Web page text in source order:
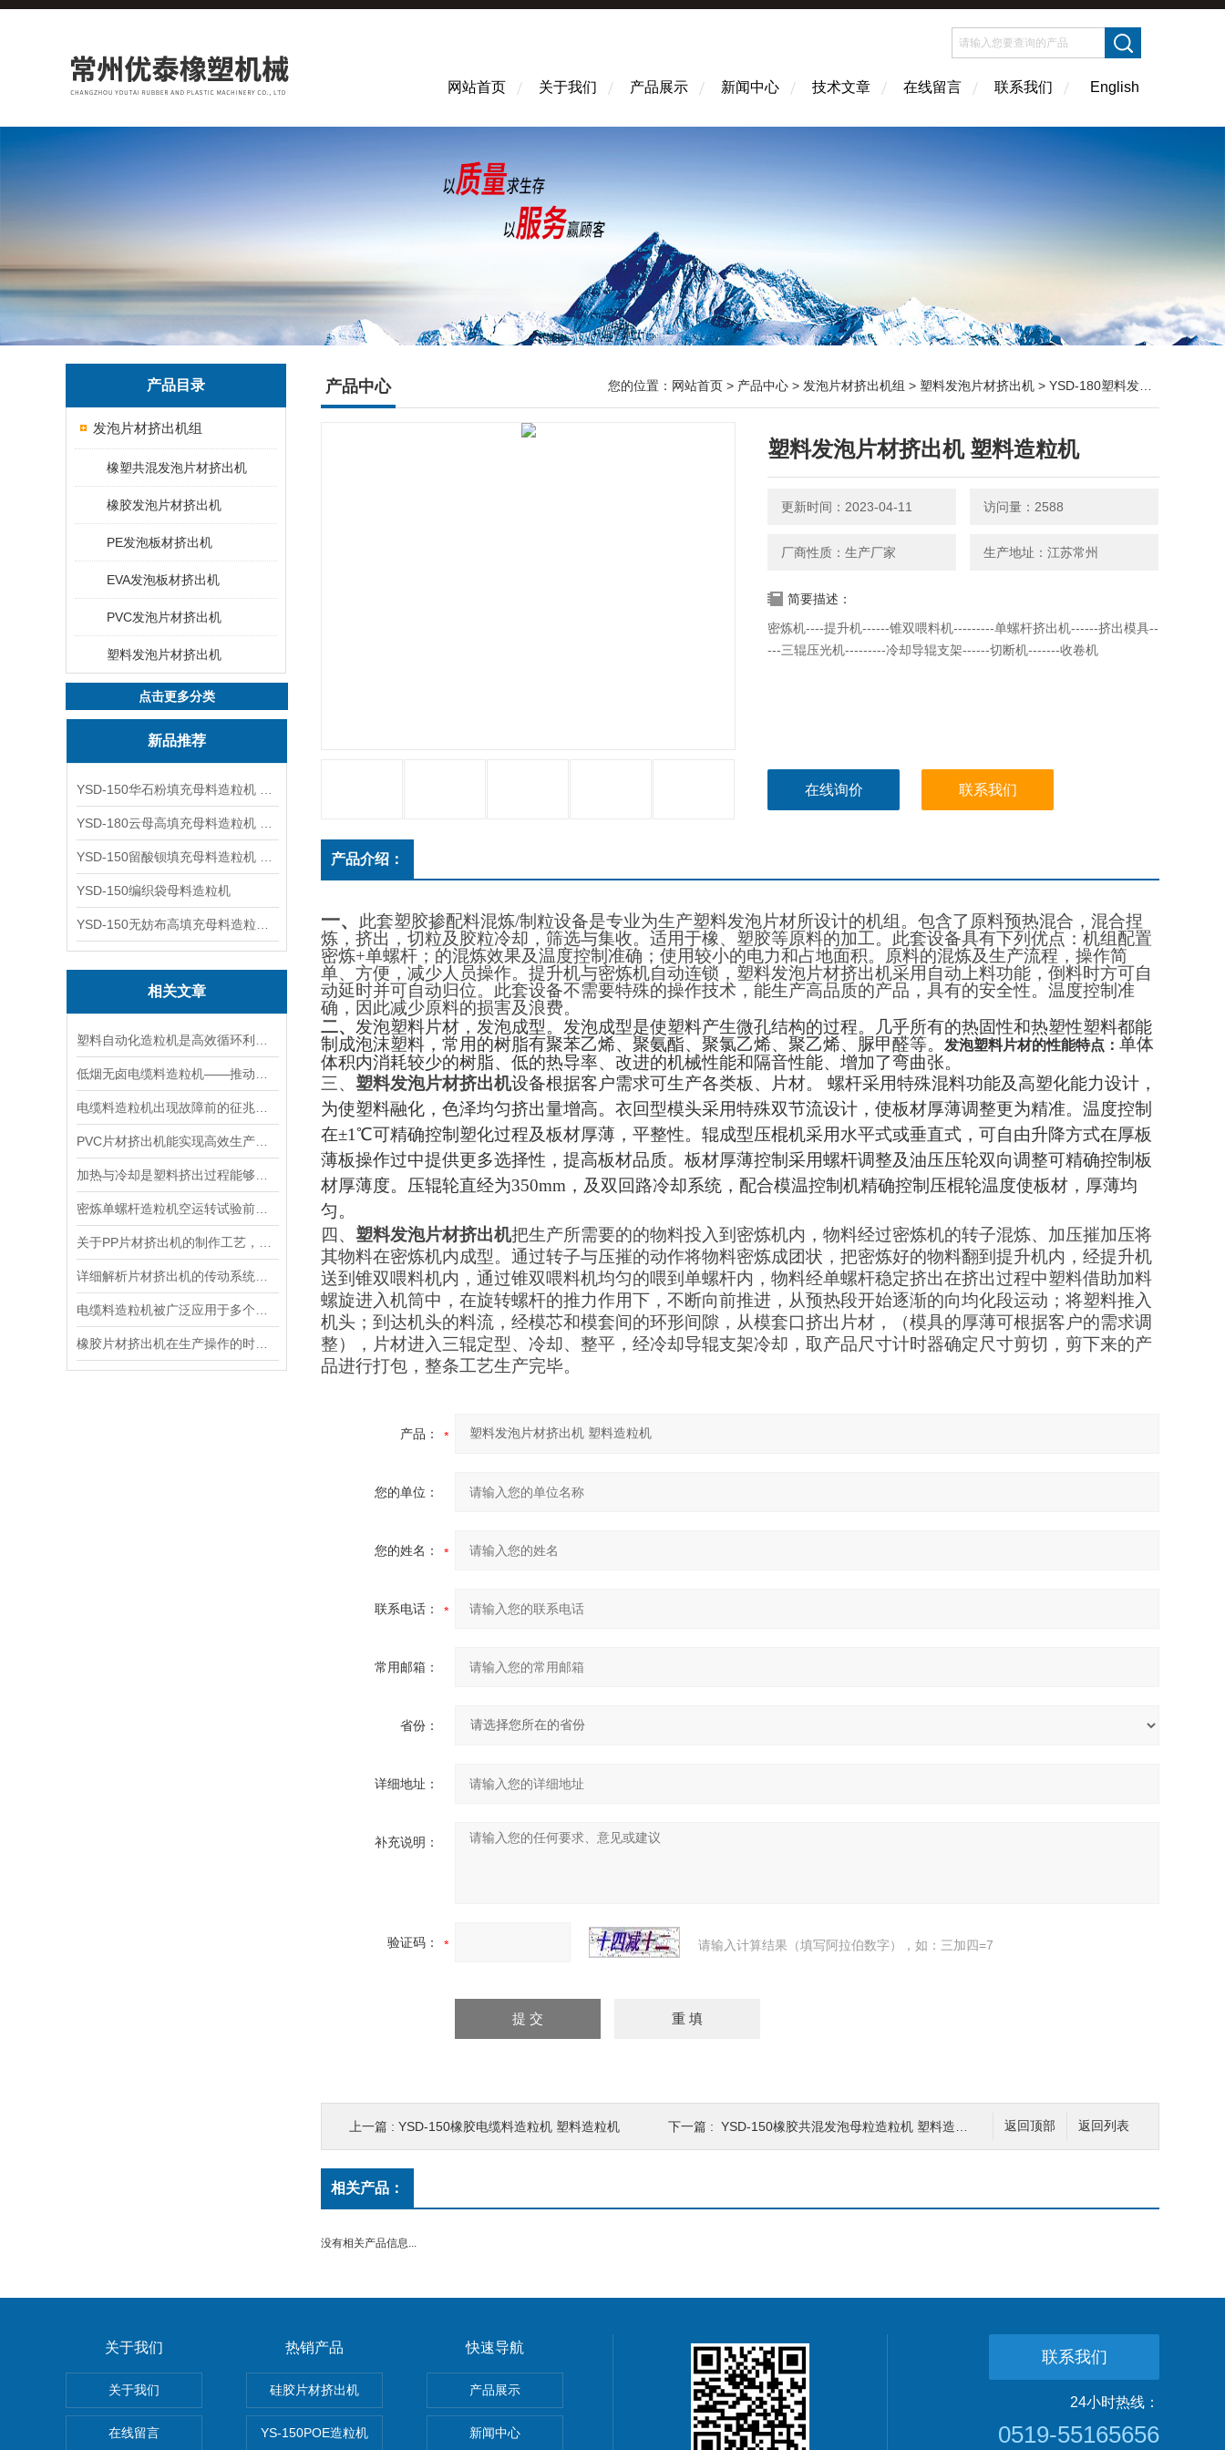
网站首页 关于我们 产品展示 新闻中心 技术文章 在线留言 联系我们 English
产品目录
发泡片材挤出机组
橡塑共混发泡片材挤出机
橡胶发泡片材挤出机
PE发泡板材挤出机
EVA发泡板材挤出机
PVC发泡片材挤出机
塑料发泡片材挤出机
点击更多分类
新品推荐
YSD-150编织袋母料造粒机
相关文章
产品中心 您的位置： 网站首页 > 产品中心 > 发泡片材挤出机组 > 塑料发泡片材挤出机 > YSD-180塑料发泡片材挤出机 塑料造粒机
塑料发泡片材挤出机 塑料造粒机
更新时间：2023-04-11 访问量：2588
厂商性质：生产厂家 生产地址：江苏常州
简要描述：
密炼机----提升机------锥双喂料机---------单螺杆挤出机------挤出模具--
---三辊压光机---------冷却导辊支架------切断机-------收卷机
在线询价 联系我们
产品介绍：
一、 此套塑胶掺配料混炼/制粒设备是专业为生产塑料发泡片材所设计的机组。 包含了原料预热混合， 混合捏
炼， 挤出，切粒及胶粒冷却，筛选与集收。适用于橡、塑胶等原料的加工。 此套设备具有下列优点： 机组配置
密炼+单螺杆； 的混炼效果及温度控制 准确； 使用较小的电力和占地面积。原料的混炼及生产流程，操作简
单、方便， 减少人员操作。 提升机与密炼机自动连锁，塑料发泡片材挤出机采用自动上料功能，倒料时方可自
动延时并可自动归位。 此套设备不需要特殊的操作技术， 能生产高品质的产品 ，具有的安全性。温度控制 准
确 ，因此减少原料的损害及浪费。
二、 发泡塑料片材 ，发泡成型。发泡成型是使塑料产生微孔结构的过程。几乎所有的热固性和热塑性塑料都能
制成泡沫塑料，常用的树脂有聚苯乙烯、聚氨酯、 聚氯乙烯、 聚乙烯、脲甲醛等。 发泡塑料片材的性能特点 ： 单体
体积内消耗较少的树脂、 低的热导率、 改进的机械性能和隔音性能、 增加了弯曲张。
三、 塑料发泡片材挤出机设备根据客户需求可生产各类板、片材。
螺杆采用特殊混料功能及高塑化能力设计，
为使塑料融化，色泽均匀挤出量增高。衣回型模头采用特殊双节流设计，使板材厚薄调整更为精准。温度控制
在±1 ℃可精确控制塑化过程及板材厚薄，平整性。辊成型压棍机采用水平式或垂直式，可自由升降方式在厚板
薄板操作过中提供更多选择性，提高板材品质。板材厚薄控制采用螺杆调整及油压压轮双向调整可精确控制板
材厚薄度。压辊轮直经为350mm ，及双回路冷却系统，配合模温控制机精确控制压棍轮温度使板材，厚薄均
匀。
四、 塑料发泡片材挤出机把生产所需要的的物料投入到密炼机内，物料经过密炼机的转子混炼、加压摧加压将
其物料在密炼机内成型。通过转子与压摧的动作将物料密炼成团状，把密炼好的物料翻到提升机内，经提升机
送到锥双喂料机内，通过锥双喂料机均匀的喂到单螺杆内，物料经单螺杆稳定挤出在挤出过程中塑料借助加料
螺旋进入机筒中，在旋转螺杆的推力作用下，不断向前推进，从预热段开始逐渐的向均化段运动；将塑料推入
机头；到达机头的料流，经模芯和模套间的环形间隙，从模套口挤出 片材 ，
（模具的厚薄可根据客户的需求调
整），片材进入三辊定型、冷却、整平，经冷却导辊支架冷却，取产品尺寸计时器确定尺寸剪切，剪下来的产
品进行打包，整条工艺生产完毕。
产品：
您的单位：
您的姓名：
联系电话：
常用邮箱：
省份：
详细地址：
补充说明：
验证码： 请输入计算结果（填写阿拉伯数字），如：三加四=7
返回列表
返回顶部
上一篇 : YSD-150橡胶电缆料造粒机 塑料造粒机 下一篇 : YSD-150橡胶共混发泡母粒造粒机 塑料造粒机
相关产品：
没有相关产品信息...
关于我们
关于我们
在线留言
热销产品
硅胶片材挤出机
YS-150POE造粒机
快速导航
产品展示
新闻中心
联系我们
24小时热线：
0519-55165656